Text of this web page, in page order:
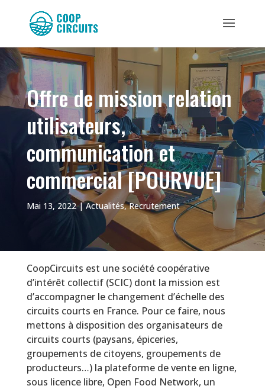
Offre de mission relation
utilisateurs,
communication et
commercial [POURVUE]
Mai 13, 2022|Actualités,Recrutement
CoopCircuits est une société coopérative
d’intérêt collectif (SCIC) dont la mission est
d’accompagner le changement d’échelle des
circuits courts en France. Pour ce faire, nous
mettons à disposition des organisateurs de
circuits courts (paysans, épiceries,
groupements de citoyens, groupements de
producteurs…) la plateforme de vente en ligne,
sous licence libre, Open Food Network, un